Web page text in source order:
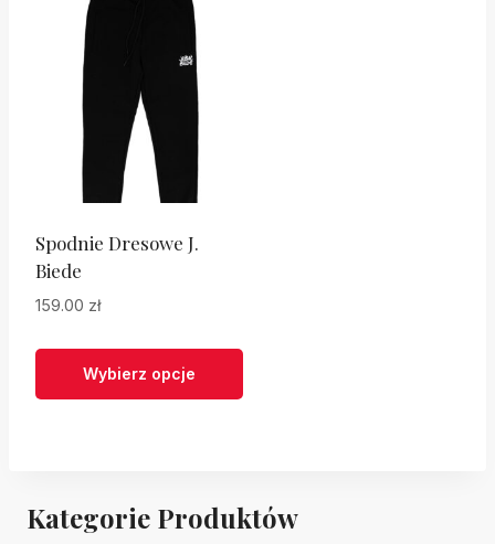
wariantów.
Opcje
można
wybrać
stronie
produktu
Spodnie Dresowe J.
Biede
159.00 zł
Wybierz opcje
wariantów.
Kategorie Produktów